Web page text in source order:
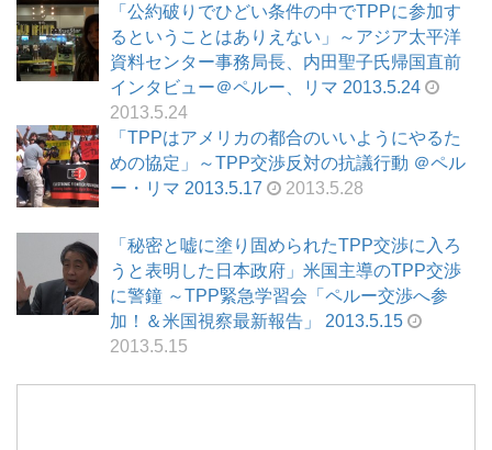
「公約破りでひどい条件の中でTPPに参加す
るということはありえない」～アジア太平洋
資料センター事務局長、内田聖子氏帰国直前
インタビュー＠ペルー、リマ 2013.5.24
2013.5.24
「TPPはアメリカの都合のいいようにやるた
めの協定」～TPP交渉反対の抗議行動 ＠ペル
ー・リマ 2013.5.17
2013.5.28
「秘密と嘘に塗り固められたTPP交渉に入ろ
うと表明した日本政府」米国主導のTPP交渉
に警鐘 ～TPP緊急学習会「ペルー交渉へ参
加！＆米国視察最新報告」 2013.5.15
2013.5.15